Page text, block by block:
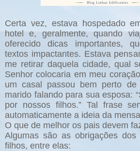
Certa vez, estava hospedado
hotel e, geralmente, quando
oferecido dicas importantes,
textos impactantes. Estava
me retirar daquela cidade, qual
Senhor colocaria em meu
um casal passou bem perto
marido falando para sua esposa:
por nossos filhos.” Tal frase
automaticamente a ideia da
O que de melhor os pais devem
Algumas são as obrigações
filhos, entre elas: